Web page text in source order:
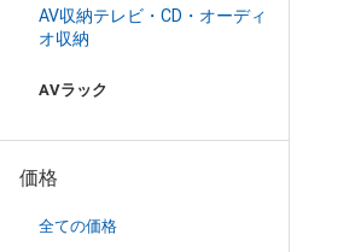
AV収納テレビ・CD・オーディ
オ収納
AVラック
価格
全ての価格